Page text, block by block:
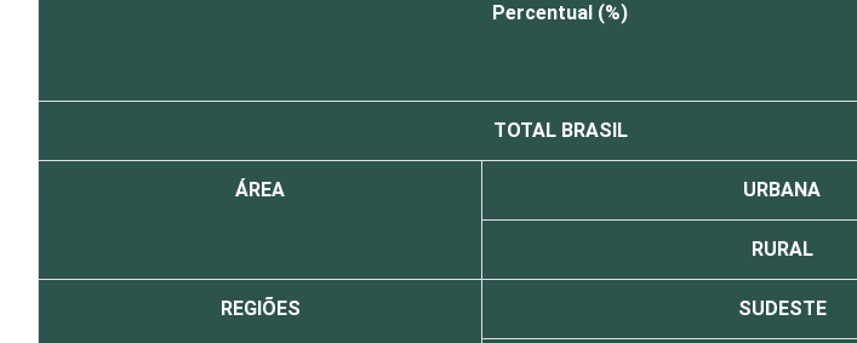
Percentual (%)
TOTAL BRASIL
ÁREA URBANA
RURAL
REGIÕES SUDESTE